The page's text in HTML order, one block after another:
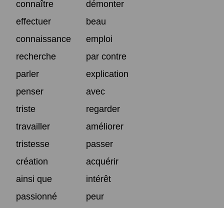
connaître
démonter
effectuer
beau
connaissance
emploi
recherche
par contre
parler
explication
penser
avec
triste
regarder
travailler
améliorer
tristesse
passer
création
acquérir
ainsi que
intérêt
passionné
peur